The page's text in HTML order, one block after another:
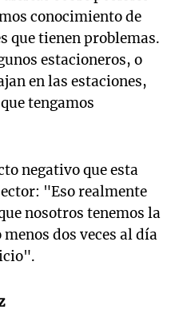
conocimiento de
que tienen problemas.
estacioneros, o
en las estaciones,
tengamos
negativo que esta
"Eso realmente
nosotros tenemos la
dos veces al día